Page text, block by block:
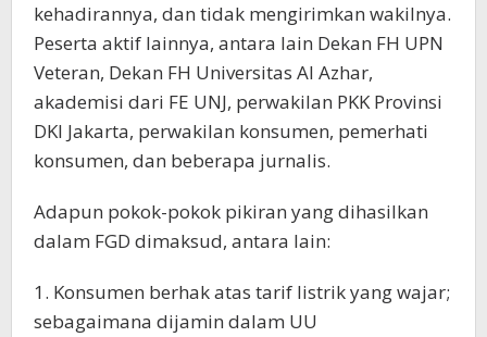
kehadirannya, dan tidak mengirimkan wakilnya.
Peserta aktif lainnya, antara lain Dekan FH UPN
Veteran, Dekan FH Universitas Al Azhar,
akademisi dari FE UNJ, perwakilan PKK Provinsi
DKI Jakarta, perwakilan konsumen, pemerhati
konsumen, dan beberapa jurnalis.
Adapun pokok-pokok pikiran yang dihasilkan
dalam FGD dimaksud, antara lain:
1. Konsumen berhak atas tarif listrik yang wajar;
sebagaimana dijamin dalam UU